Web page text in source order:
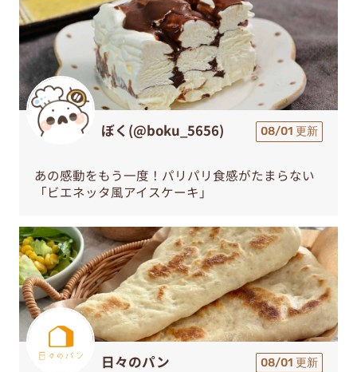
ぼく(@boku_5656) 08/01 更新
あの感動をもう一度！パリパリ食感がたまらない
「ビエネッタ風アイスケーキ」
日々のパン 08/01 更新